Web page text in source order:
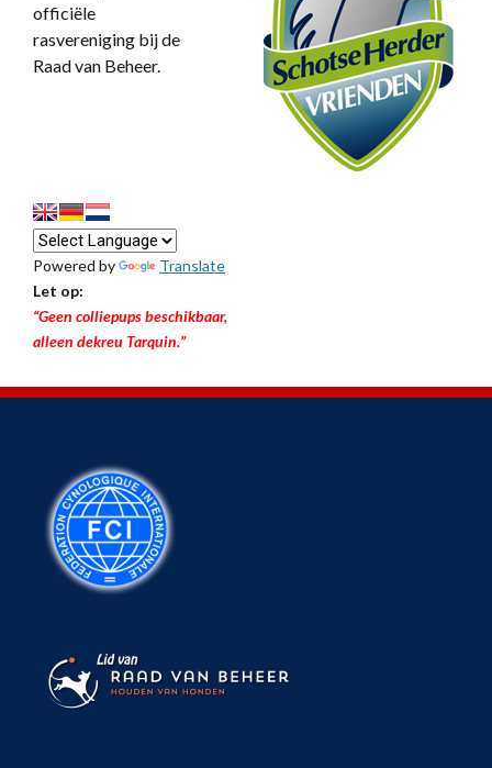
officiële
rasvereniging bij de
Raad van Beheer.
Powered by
Translate
Let op:
“Geen colliepups beschikbaar,
alleen dekreu Tarquin.”